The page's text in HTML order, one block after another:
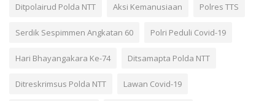
Ditpolairud Polda NTT Aksi Kemanusiaan Polres TTS
Serdik Sespimmen Angkatan 60 Polri Peduli Covid-19
Hari Bhayangakara Ke-74 Ditsamapta Polda NTT
Ditreskrimsus Polda NTT Lawan Covid-19